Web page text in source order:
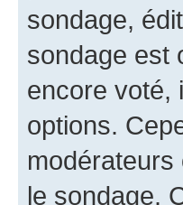
sondage,
sondage est
encore voté,
options.
le sondage.